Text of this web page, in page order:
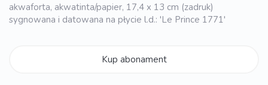
akwaforta, akwatinta/papier, 17,4 x 13 cm (zadruk)
sygnowana i datowana na płycie l.d.: 'Le Prince 1771'
Kup abonament